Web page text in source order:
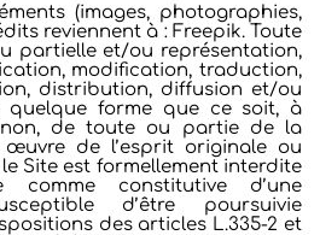
(images, photographies,
reviennent à : Freepik.Toute
partielle et/ou représentation,
modification, traduction,
distribution, diffusion et/ou
quelque forme que ce soit, à
de toute ou partie de la
œuvre de l’esprit originale ou
Site est formellement interdite
comme constitutive d’une
d’être poursuivie
des articles L.335-2 et